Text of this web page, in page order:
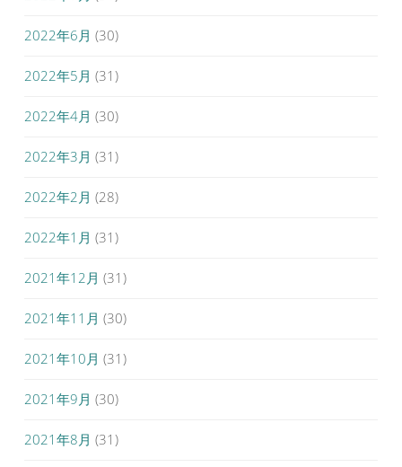
2022年6月 (30)
2022年5月 (31)
2022年4月 (30)
2022年3月 (31)
2022年2月 (28)
2022年1月 (31)
2021年12月 (31)
2021年11月 (30)
2021年10月 (31)
2021年9月 (30)
2021年8月 (31)